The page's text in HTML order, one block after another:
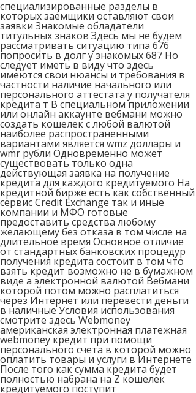
специализированные разделы в
которых заёмщики оставляют свои
заявки Знакомые обладатели
титульных знаков Здесь мы не будем
рассматривать ситуацию типа 676
попросить в долг у знакомых 687 Но
следует иметь в виду что здесь
имеются свои нюансы и требования в
частности наличие начального или
персонального аттестата у получателя
кредита т В специальном приложении
или онлайн аккаунте вебмани можно
создать кошелек с любой валютой
наиболее распространенными
вариантами является wmz доллары и
wmr рубли Одновременно может
существовать только одна
действующая заявка на получение
кредита для каждого кредитуемого На
кредитной бирже есть как собственный
сервис Credit Exchange так и иные
компании и МФО готовые
предоставить средства любому
желающему без отказа в том числе на
длительное время Основное отличие
от стандартных банковских процедур
получения кредита состоит в том что
взять кредит возможно не в бумажном
виде а электронной валютой Вебмани
которой потом можно расплатиться
через Интернет или перевести деньги
в наличные Условия использования
смотрите здесь Webmoney
американская электронная платежная
webmoney кредит при помощи
персонального счета в которой можно
оплатить товары и услуги в Интернете
После того как сумма кредита будет
полностью набрана на Z кошелек
кредитуемого поступит